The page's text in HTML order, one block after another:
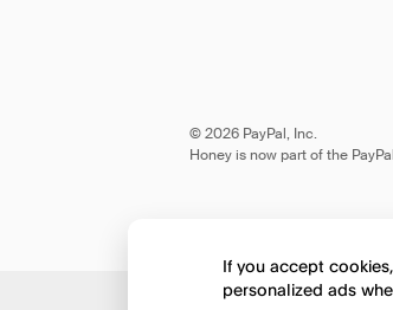
© 2026 PayPal, Inc.
Honey is now part of the
If you accept
personalized ads